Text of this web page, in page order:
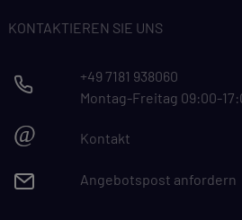
KONTAKTIEREN SIE UNS
+49 7181 938060
Montag-Freitag 09:00-
@ Kontakt
Angebotspost anfordern